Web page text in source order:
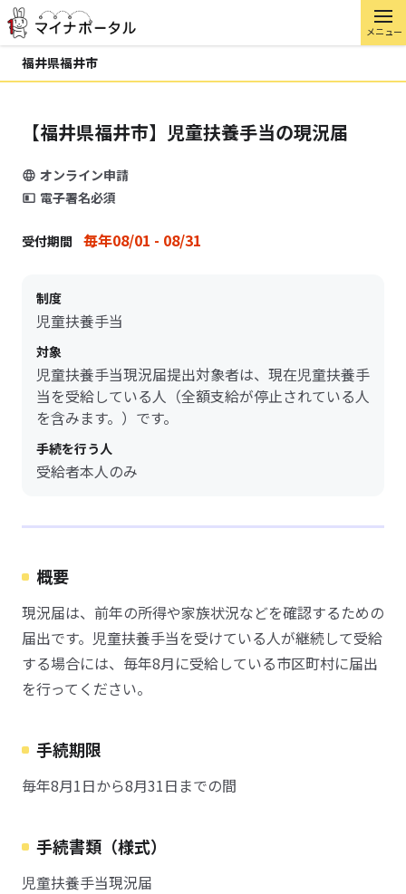
メニュー
福井県福井市
【福井県福井市】児童扶養手当の現況届
オンライン申請
電子署名必須
受付期間 毎年08/01 - 08/31
制度
児童扶養手当
対象
児童扶養手当現況届提出対象者は、現在児童扶養手
当を受給している人（全額支給が停止されている人
を含みます。）です。
手続を行う人
受給者本人のみ
概要
現況届は、前年の所得や家族状況などを確認するための
届出です。児童扶養手当を受けている人が継続して受給
する場合には、毎年8月に受給している市区町村に届出
を行ってください。
手続期限
毎年8月1日から8月31日までの間
手続書類（様式）
児童扶養手当現況届